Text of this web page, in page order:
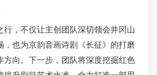
行，不仅让主创团队深切领会井冈山
，也为京韵音画诗剧《长征》的打磨
方向。下一步，团队将深度挖掘红色